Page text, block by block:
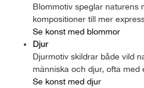
Blommotiv speglar naturens
kompositioner till mer
Se konst med blommor
Djur
Djurmotiv skildrar både vild
människa och djur, ofta med
Se konst med djur